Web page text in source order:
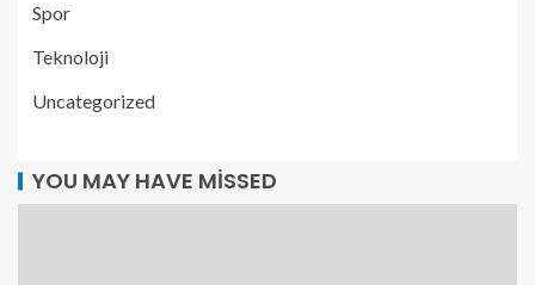
Spor
Teknoloji
Uncategorized
YOU MAY HAVE MISSED